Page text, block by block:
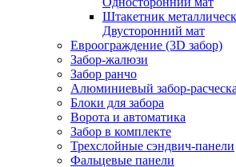
Штакетник
Двусторонний мат
Евроограждение (3D забор)
Забор-жалюзи
Забор ранчо
Алюминиевый забор-
Блоки для забора
Ворота и автоматика
Забор в комплекте
Трехслойные сэндвич-панели
Фальцевые панели